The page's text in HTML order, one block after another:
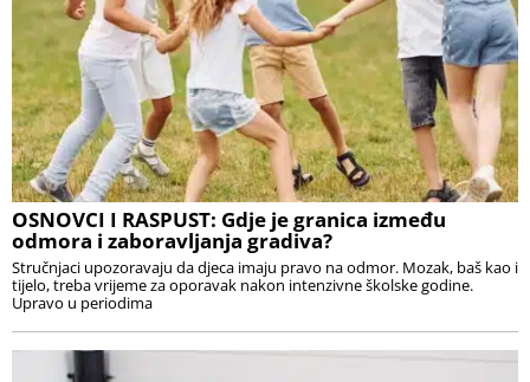
OSNOVCI I RASPUST: Gdje je granica između
odmora i zaboravljanja gradiva?
Stručnjaci upozoravaju da djeca imaju pravo na odmor. Mozak, baš kao i
tijelo, treba vrijeme za oporavak nakon intenzivne školske godine.
Upravo u periodima